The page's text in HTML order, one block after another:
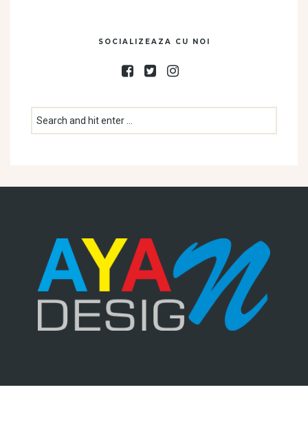
SOCIALIZEAZA CU NOI